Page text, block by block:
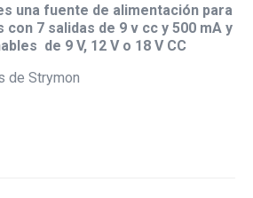
una fuente de alimentación para
7 salidas de 9 v cc y 500 mA y
de 9 V, 12 V o 18 V CC